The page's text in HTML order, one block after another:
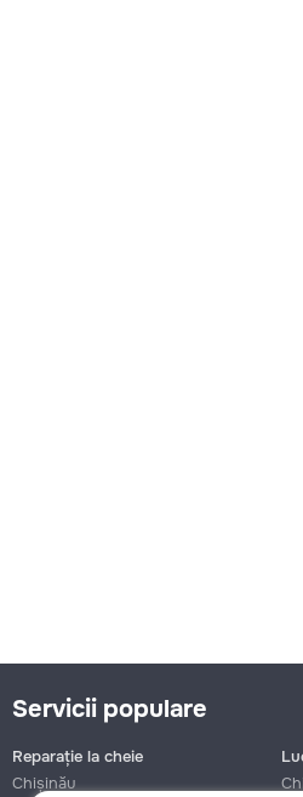
Servicii populare
Reparație la cheie
Chișinău